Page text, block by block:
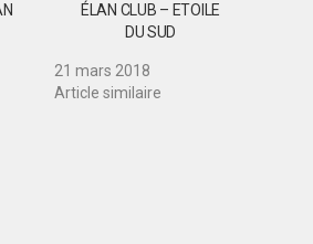
ÉLAN CLUB – ETOILE
DU SUD
21 mars 2018
Article similaire